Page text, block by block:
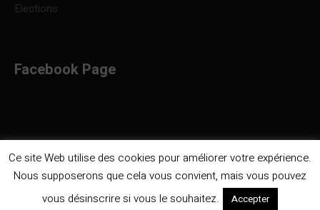
Elections
Facebook Page
Politique de confidentialité/ Infocongo © 2023 / Tous droits
Ce site Web utilise des cookies pour améliorer votre expérience.
Nous supposerons que cela vous convient, mais vous pouvez
vous désinscrire si vous le souhaitez.
Accepter